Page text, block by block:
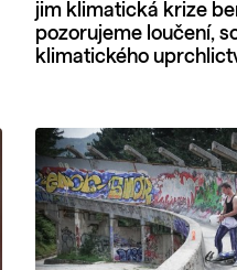
jim klimatická krize
pozorujeme loučení,
klimatického